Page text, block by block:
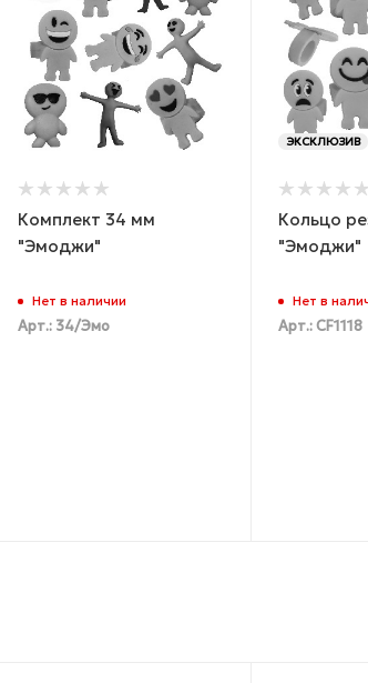
Комплект 34 мм
"Эмоджи"
Нет в наличии
Арт.: 34/Эмо
ЭКСКЛЮЗИВ
Кольцо
"Эмоджи"
Нет в
Арт.: CF1118